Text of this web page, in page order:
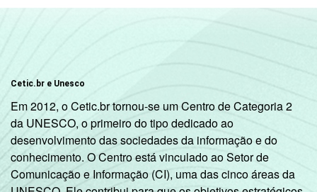
em consideração a educação do chefe de
E).
3Nesta categoria estão contabilizados os
estudantes, aposentados e as donas de
casa.
Fonte: NIC.br - set/nov 2010
Cetic.br e Unesco
Em 2012, o Cetic.br tornou-se um Centro de Categoria 2
da UNESCO, o primeiro do tipo dedicado ao
desenvolvimento das sociedades da informação e do
conhecimento. O Centro está vinculado ao Setor de
Comunicação e Informação (CI), uma das cinco áreas da